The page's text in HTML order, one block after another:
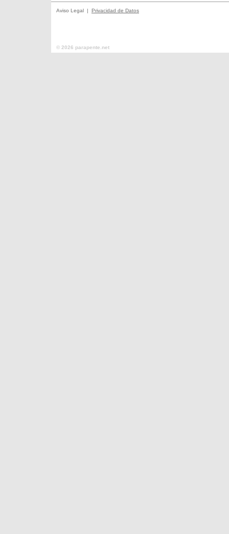
Aviso Legal | Privacidad de Datos
© 2026 parapente.net